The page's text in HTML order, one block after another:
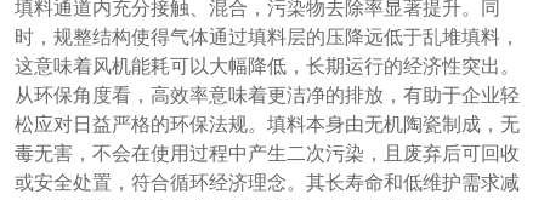
填料通道内充分接触、混合，污染物去除率显著提升。同
时，规整结构使得气体通过填料层的压降远低于乱堆填料，
这意味着风机能耗可以大幅降低，长期运行的经济性突出。
从环保角度看，高效率意味着更洁净的排放，有助于企业轻
松应对日益严格的环保法规。填料本身由无机陶瓷制成，无
毒无害，不会在使用过程中产生二次污染，且废弃后可回收
或安全处置，符合循环经济理念。其长寿命和低维护需求减